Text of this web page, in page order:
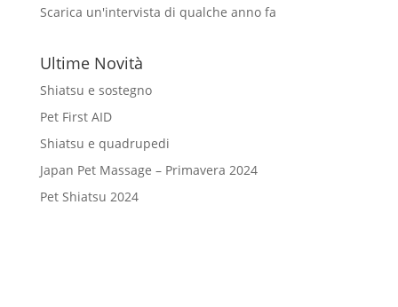
Scarica un'intervista di qualche anno fa
Ultime Novità
Shiatsu e sostegno
Pet First AID
Shiatsu e quadrupedi
Japan Pet Massage – Primavera 2024
Pet Shiatsu 2024